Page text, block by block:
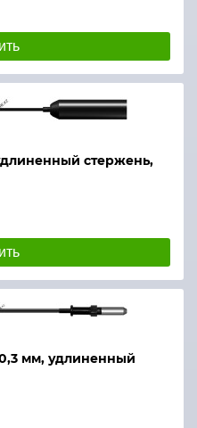
стержень,
0,3 мм, удлиненный